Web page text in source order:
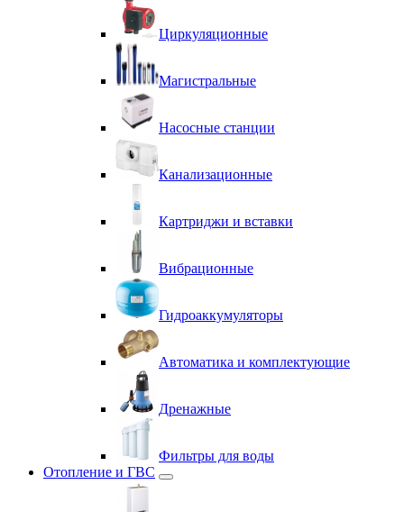
Циркуляционные
Магистральные
Насосные станции
Канализационные
Картриджи и вставки
Вибрационные
Гидроаккумуляторы
Автоматика и комплектующие
Дренажные
Фильтры для воды
Отопление и ГВС